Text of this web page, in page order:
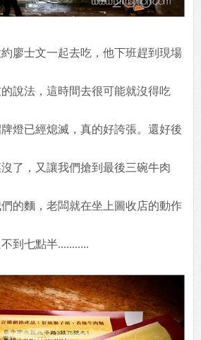
廖士文一起去吃，他下班趕到現場
說法，這時間去很可能就沒得吃
燈已經熄滅，真的好誇張。還好後
了，又讓我們搶到最後三碗牛肉
的麵，老闆就在坐上圖收店的動作
到七點半...........